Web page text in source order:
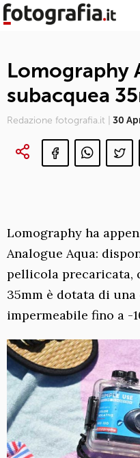
Lomography
subacquea
Redazione fotografia.it | 30
Lomography ha
Analogue Aqua:
pellicola precaricata,
35mm è dotata di
impermeabile fino a -